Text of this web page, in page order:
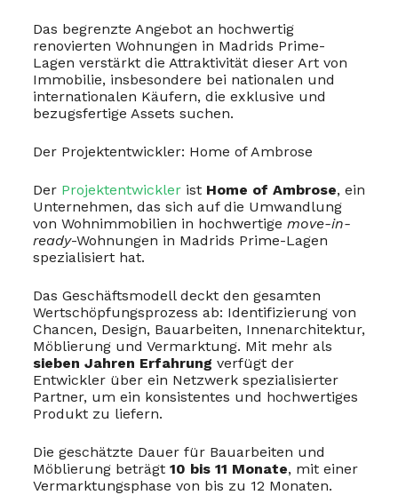
Das begrenzte Angebot an hochwertig
renovierten Wohnungen in Madrids Prime-
Lagen verstärkt die Attraktivität dieser Art von
Immobilie, insbesondere bei nationalen und
internationalen Käufern, die exklusive und
bezugsfertige Assets suchen.
Der Projektentwickler: Home of Ambrose
Der Projektentwicklerist Home of Ambrose, ein
Unternehmen, das sich auf die Umwandlung
von Wohnimmobilien in hochwertige move-in-
ready-Wohnungen in Madrids Prime-Lagen
spezialisiert hat.
Das Geschäftsmodell deckt den gesamten
Wertschöpfungsprozess ab: Identifizierung von
Chancen, Design, Bauarbeiten, Innenarchitektur,
Möblierung und Vermarktung. Mit mehr als
sieben Jahren Erfahrung verfügt der
Entwickler über ein Netzwerk spezialisierter
Partner, um ein konsistentes und hochwertiges
Produkt zu liefern.
Die geschätzte Dauer für Bauarbeiten und
Möblierung beträgt 10 bis 11 Monate, mit einer
Vermarktungsphase von bis zu 12 Monaten.